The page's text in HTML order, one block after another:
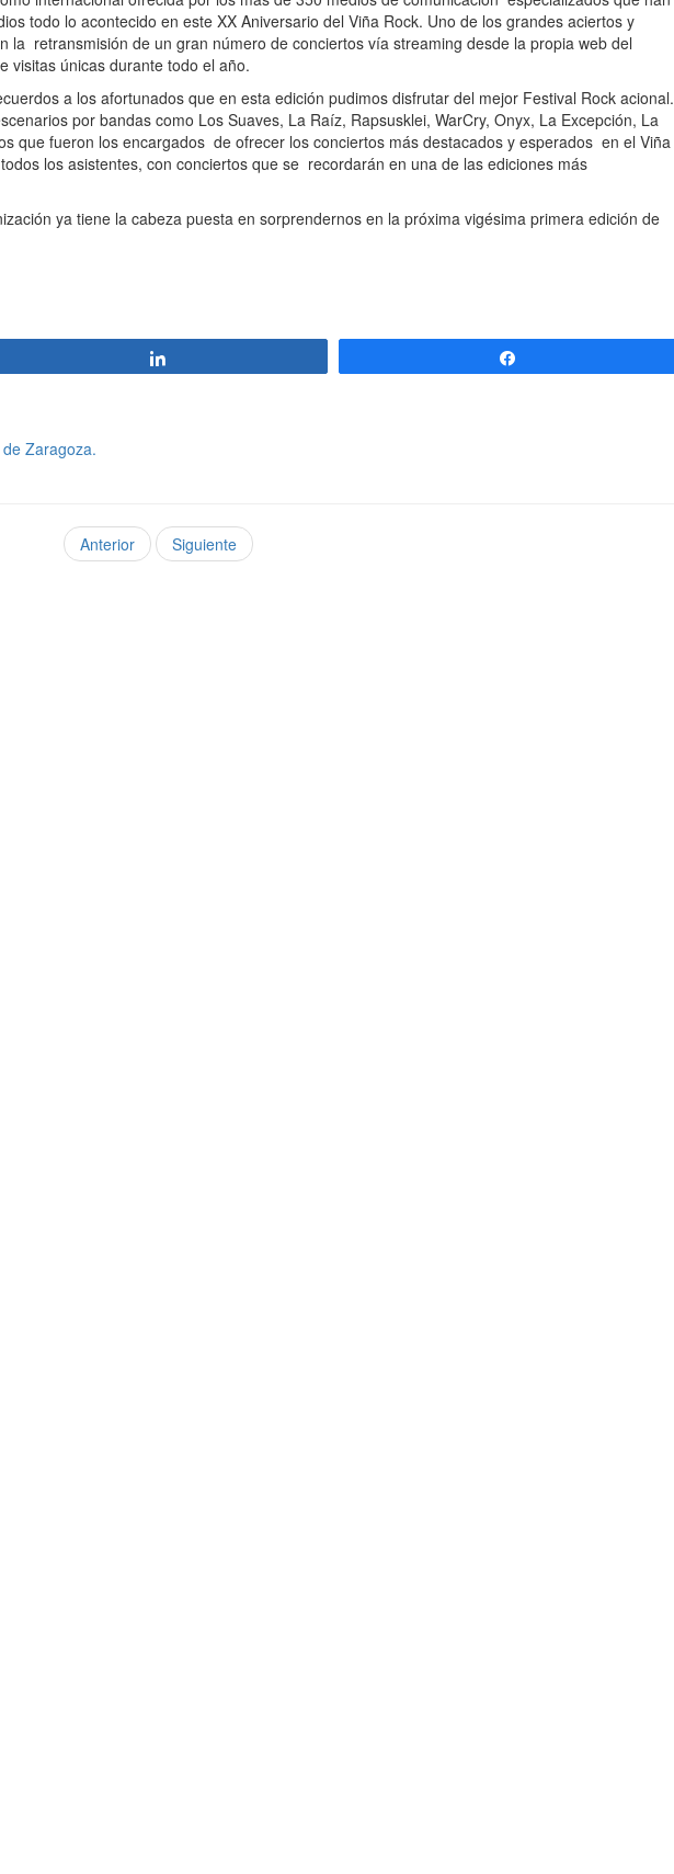
todo lo acontecido en este XX Aniversario del Viña Rock. Uno de los grandes aciertos y
la retransmisión de un gran número de conciertos vía streaming desde la propia web del
visitas únicas durante todo el año.
a los afortunados que en esta edición pudimos disfrutar del mejor Festival Rock acional.
por bandas como Los Suaves, La Raíz, Rapsusklei, WarCry, Onyx, La Excepción, La
que fueron los encargados de ofrecer los conciertos más destacados y esperados en el Viña
los asistentes, con conciertos que se recordarán en una de las ediciones más
ya tiene la cabeza puesta en sorprendernos en la próxima vigésima primera edición de
Zaragoza.
Anterior Siguiente